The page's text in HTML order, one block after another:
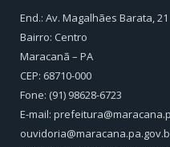
End.: Av. Magalhães Barata, 21
Bairro: Centro
Maracanã – PA
CEP: 68710-000
Fone: (91) 98628-6723
E-mail: